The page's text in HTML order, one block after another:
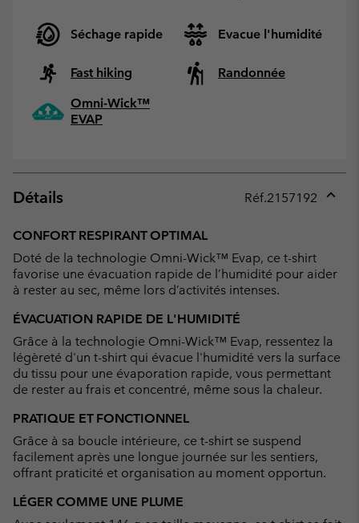
Séchage rapide Evacue l'humidité
Fast hiking
Randonnée
Omni-Wick™
EVAP
Détails Réf.2157192
CONFORT RESPIRANT OPTIMAL
Doté de la technologie Omni-Wick™ Evap, ce t-shirt
favorise une évacuation rapide de l’humidité pour aider
à rester au sec, même lors d’activités intenses.
ÉVACUATION RAPIDE DE L'HUMIDITÉ
Grâce à la technologie Omni-Wick™ Evap, ressentez la
légèreté d'un t-shirt qui évacue l'humidité vers la surface
du tissu pour une évaporation rapide, vous permettant
de rester au frais et concentré, même sous la chaleur.
PRATIQUE ET FONCTIONNEL
Grâce à sa boucle intérieure, ce t-shirt se suspend
facilement après une longue journée sur les sentiers,
offrant praticité et organisation au moment opportun.
LÉGER COMME UNE PLUME